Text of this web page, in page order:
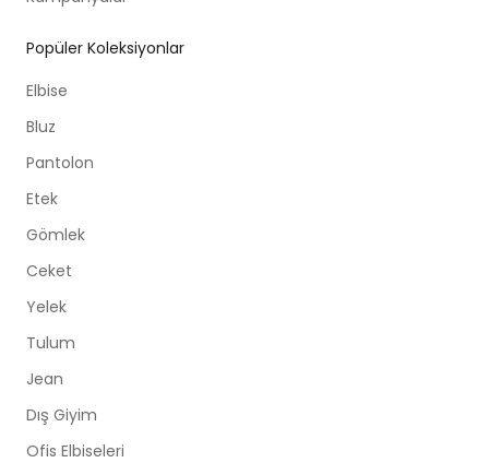
Popüler Koleksiyonlar
Elbise
Bluz
Pantolon
Etek
Gömlek
Ceket
Yelek
Tulum
Jean
Dış Giyim
Ofis Elbiseleri